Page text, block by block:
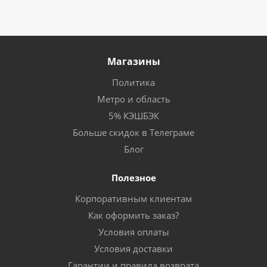
Магазины
Политика
Метро и область
5% КЭШБЭК
Больше скидок в Телеграме
Блог
Полезное
Корпоративным клиентам
Как оформить заказ?
Условия оплаты
Условия доставки